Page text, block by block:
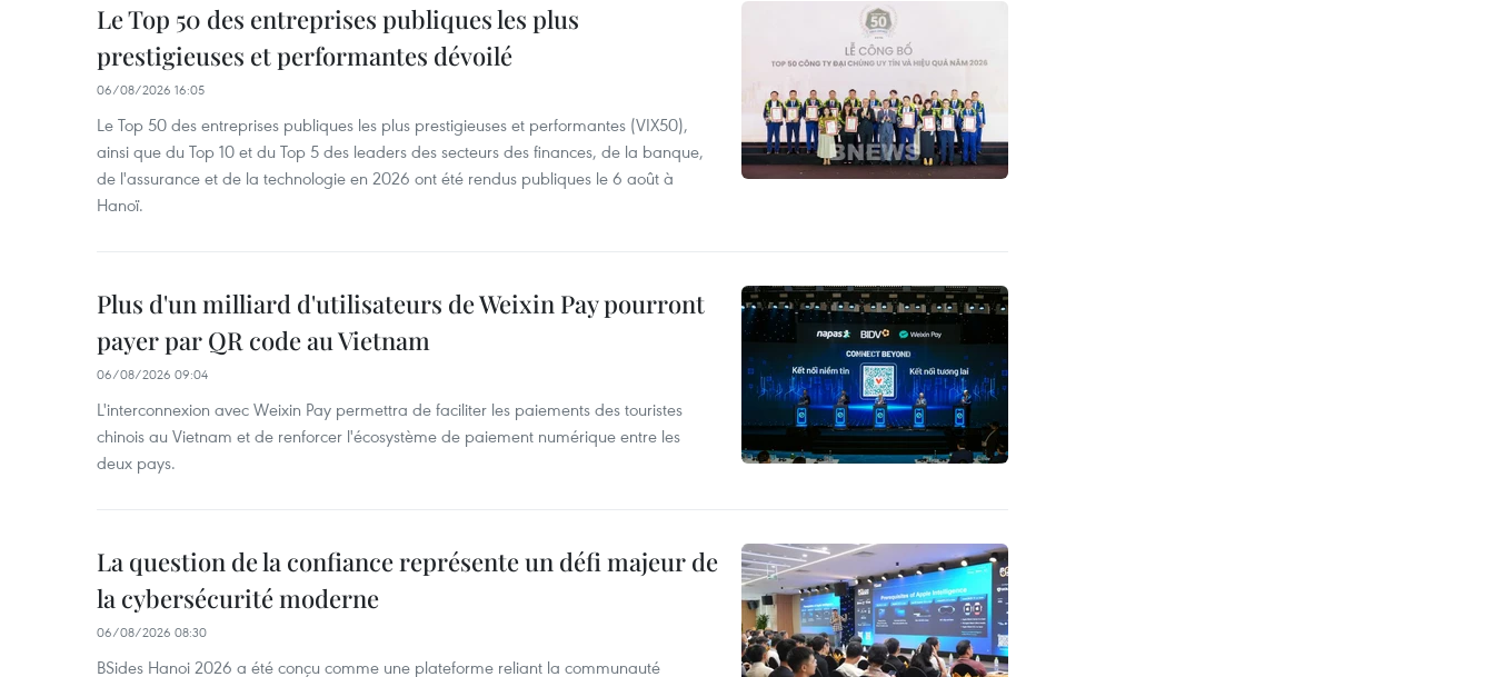
Le Top 50 des entreprises publiques les plus
prestigieuses et performantes dévoilé
06/08/2026 16:05
Le Top 50 des entreprises publiques les plus prestigieuses et performantes (VIX50),
ainsi que du Top 10 et du Top 5 des leaders des secteurs des finances, de la banque,
de l'assurance et de la technologie en 2026 ont été rendus publiques le 6 août à
Hanoï.
Plus d'un milliard d'utilisateurs de Weixin Pay pourront
payer par QR code au Vietnam
06/08/2026 09:04
L'interconnexion avec Weixin Pay permettra de faciliter les paiements des touristes
chinois au Vietnam et de renforcer l'écosystème de paiement numérique entre les
deux pays.
La question de la confiance représente un défi majeur de
la cybersécurité moderne
06/08/2026 08:30
BSides Hanoi 2026 a été conçu comme une plateforme reliant la communauté